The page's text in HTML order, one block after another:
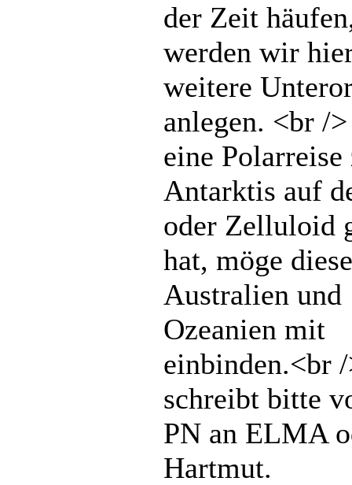
der Zeit
werden wir
weitere
anlegen. <br /
eine Polarreise
Antarktis auf
oder Zelluloid
hat, möge
Australien und
Ozeanien mit
einbinden.<br
schreibt bitte
PN an ELMA
Hartmut.